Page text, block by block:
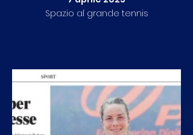
Spazio al grande tennis